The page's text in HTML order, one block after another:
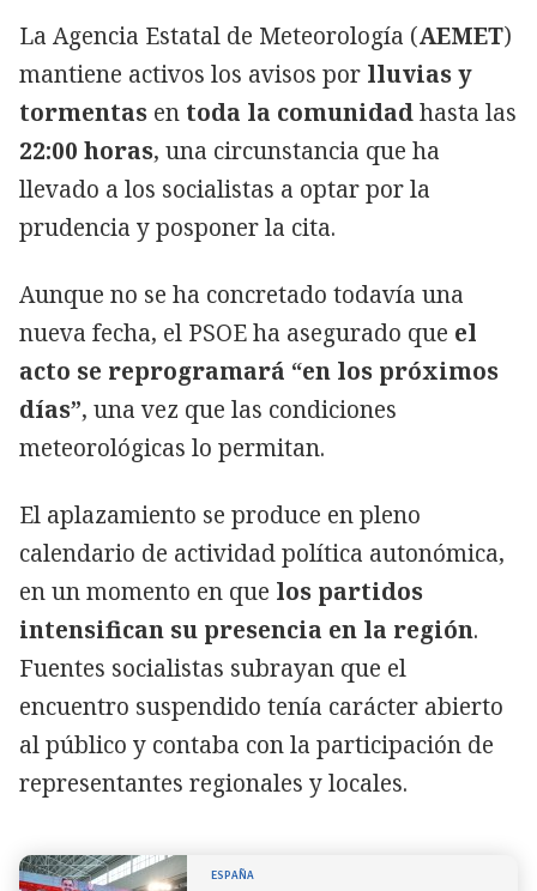
La Agencia Estatal de Meteorología (AEMET)
mantiene activos los avisos por lluvias y
tormentas en toda la comunidadhasta las
22:00 horas, una circunstancia que ha
llevado a los socialistas a optar por la
prudencia y posponer la cita.
Aunque no se ha concretado todavía una
nueva fecha, el PSOE ha asegurado que el
acto se reprogramará “en los próximos
días”, una vez que las condiciones
meteorológicas lo permitan.
El aplazamiento se produce en pleno
calendario de actividad política autonómica,
en un momento en que los partidos
intensifican su presencia en la región.
Fuentes socialistas subrayan que el
encuentro suspendido tenía carácter abierto
al público y contaba con la participación de
representantes regionales y locales.
ESPAÑA